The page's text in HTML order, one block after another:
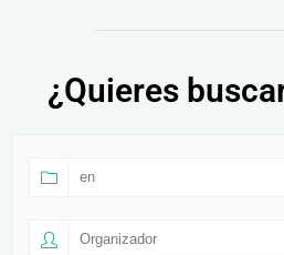
¿Quieres
en
Organizador